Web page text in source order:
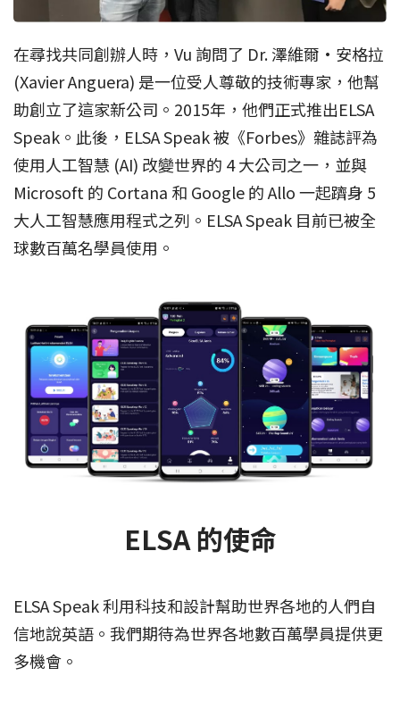
在尋找共同創辦人時，Vu 詢問了 Dr. 澤維爾·安格拉
(Xavier Anguera) 是一位受人尊敬的技術專家，他幫
助創立了這家新公司。2015年，他們正式推出ELSA
Speak。此後，ELSA Speak 被《Forbes》雜誌評為
使用人工智慧 (AI) 改變世界的 4 大公司之一，並與
Microsoft 的 Cortana 和 Google 的 Allo 一起躋身 5
大人工智慧應用程式之列。ELSA Speak 目前已被全
球數百萬名學員使用。
ELSA 的使命
ELSA Speak 利用科技和設計幫助世界各地的人們自
信地說英語。我們期待為世界各地數百萬學員提供更
多機會。